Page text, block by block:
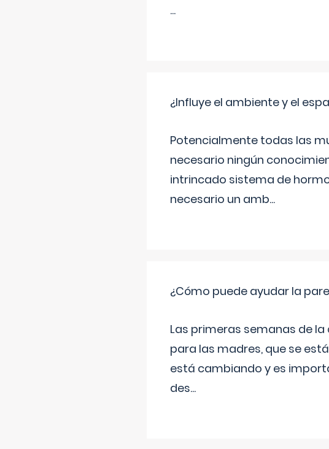
...
¿Influye el ambiente y el
Potencialmente todas las
necesario ningún
intrincado sistema de
necesario un amb...
¿Cómo puede ayudar la
Las primeras semanas de
para las madres, que se
está cambiando y es
des...